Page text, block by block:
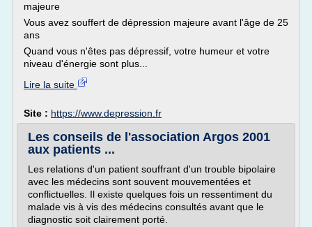
majeure
Vous avez souffert de dépression majeure avant l'âge de 25
ans
Quand vous n'êtes pas dépressif, votre humeur et votre
niveau d'énergie sont plus...
Lire la suite
Site : https://www.depression.fr
Les conseils de l'association Argos 2001
aux patients ...
Les relations d'un patient souffrant d'un trouble bipolaire
avec les médecins sont souvent mouvementées et
conflictuelles. Il existe quelques fois un ressentiment du
malade vis à vis des médecins consultés avant que le
diagnostic soit clairement porté.